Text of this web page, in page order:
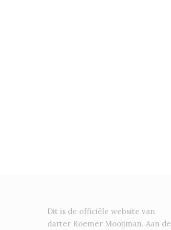
Dit is de officiële website van
darter Roemer Mooijman. Aan de